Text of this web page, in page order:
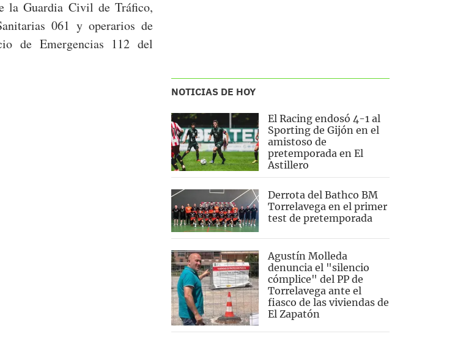
la Guardia Civil de Tráfico,
061 y operarios de
de Emergencias 112 del
NOTICIAS DE HOY
El Racing endosó 4-1 al
Sporting de Gijón en el
amistoso de
pretemporada en El
Astillero
Derrota del Bathco BM
Torrelavega en el primer
test de pretemporada
Agustín Molleda
denuncia el "silencio
cómplice" del PP de
Torrelavega ante el
fiasco de las viviendas de
El Zapatón